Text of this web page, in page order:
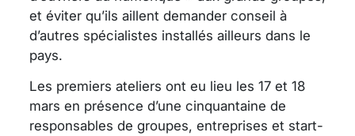
et éviter qu’ils aillent demander conseil à
d’autres spécialistes installés ailleurs dans le
pays.
Les premiers ateliers ont eu lieu les 17 et 18
mars en présence d’une cinquantaine de
responsables de groupes, entreprises et start-